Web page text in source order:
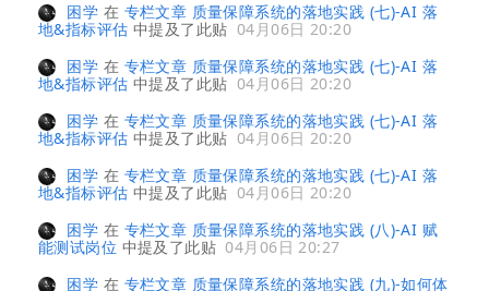
困学 在 专栏文章 质量保障系统的落地实践 (七)-AI 落
地&指标评估 中提及了此贴 04月06日 20:20
困学 在 专栏文章 质量保障系统的落地实践 (七)-AI 落
地&指标评估 中提及了此贴 04月06日 20:20
困学 在 专栏文章 质量保障系统的落地实践 (七)-AI 落
地&指标评估 中提及了此贴 04月06日 20:20
困学 在 专栏文章 质量保障系统的落地实践 (七)-AI 落
地&指标评估 中提及了此贴 04月06日 20:20
困学 在 专栏文章 质量保障系统的落地实践 (八)-AI 赋
能测试岗位 中提及了此贴 04月06日 20:27
困学 在 专栏文章 质量保障系统的落地实践 (九)-如何体